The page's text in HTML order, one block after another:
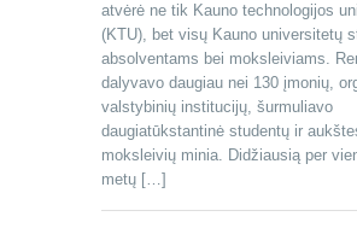
atvėrė ne tik Kauno technologijos
(KTU), bet visų Kauno universitetų
absolventams bei moksleiviams.
dalyvavo daugiau nei 130 įmonių,
valstybinių institucijų, šurmuliavo
daugiatūkstantinė studentų ir
moksleivių minia. Didžiausią per
metų […]